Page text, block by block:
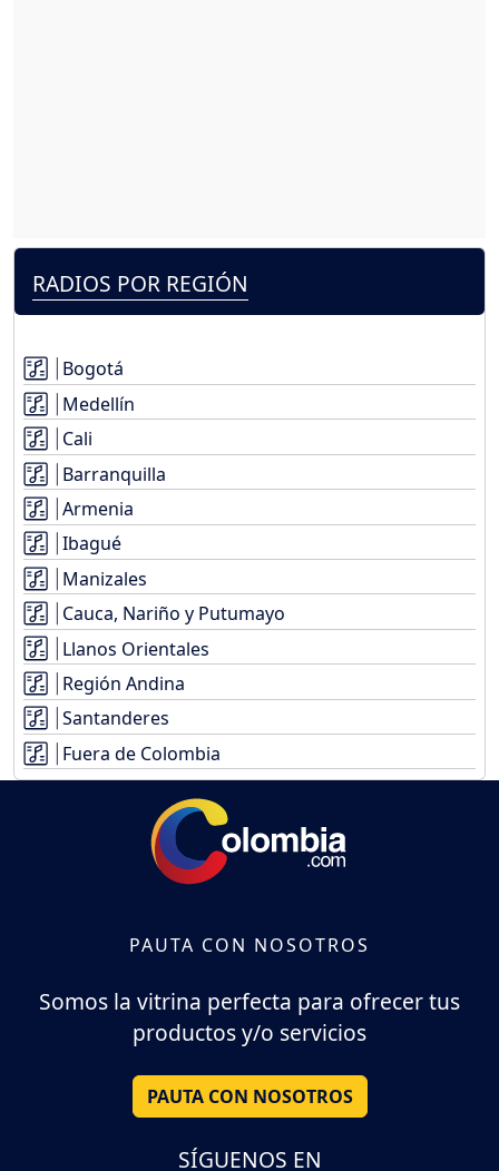
RADIOS POR REGIÓN
Bogotá
Medellín
Cali
Barranquilla
Armenia
Ibagué
Manizales
Cauca, Nariño y Putumayo
Llanos Orientales
Región Andina
Santanderes
Fuera de Colombia
PAUTA CON NOSOTROS
Somos la vitrina perfecta para ofrecer tus
productos y/o servicios
PAUTA CON NOSOTROS
SÍGUENOS EN